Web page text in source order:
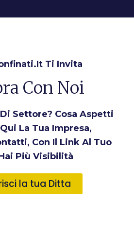
Ti Invita
Con Noi
Settore? Cosa Aspetti
La Tua Impresa,
Con Il Link Al Tuo
Più Visibilità
la tua Ditta